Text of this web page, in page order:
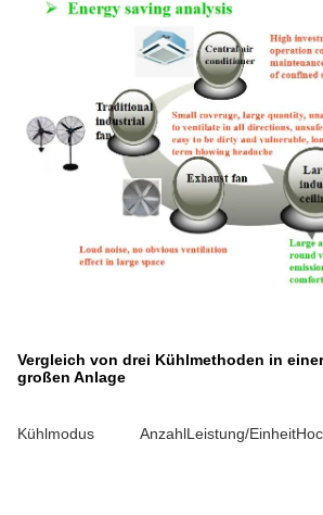
Vergleich von drei Kühlmethoden in
großen Anlage
Kühlmodus AnzahlLeistung/Einheit